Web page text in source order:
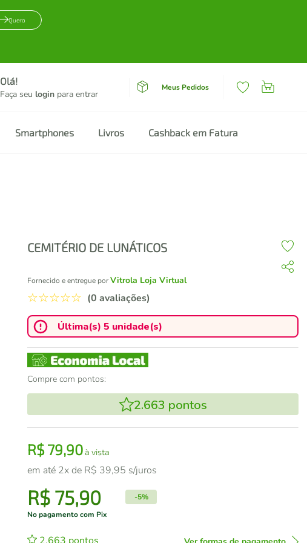
Quero
Olá!
Faça seu login para entrar
Meus Pedidos
Smartphones Livros Cashback em Fatura
CEMITÉRIO DE LUNÁTICOS
Fornecido e entregue porVitrola Loja Virtual
☆☆☆☆☆ (0 avaliações)
Última(s) 5 unidade(s)
Compre com pontos:
2.663 pontos
R$79,90à vista
em até 2x de R$ 39,95 s/juros
R$ 75,90 -5%
No pagamento com Pix